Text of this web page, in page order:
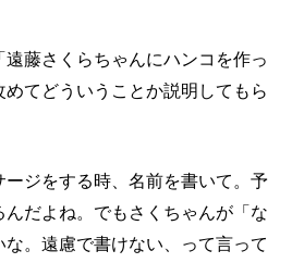
藤さくらちゃんにハンコを作っ
てどういうことか説明してもら
ジをする時、名前を書いて。予
だよね。でもさくちゃんが「な
。遠慮で書けない、って言って